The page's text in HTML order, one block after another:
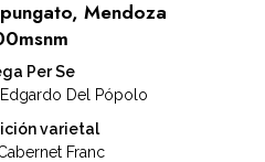
Mendoza
Per Se
Edgardo Del Pópolo
varietal
Franc